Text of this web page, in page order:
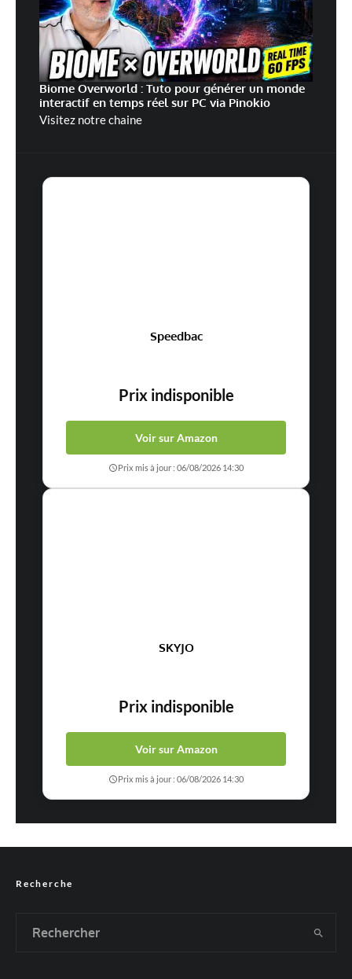
Biome Overworld : Tuto pour générer un monde
interactif en temps réel sur PC via Pinokio
Visitez notre chaine
Speedbac
Prix indisponible
Voir sur Amazon
Prix mis à jour : 06/08/2026 14:30
SKYJO
Prix indisponible
Voir sur Amazon
Prix mis à jour : 06/08/2026 14:30
Recherche